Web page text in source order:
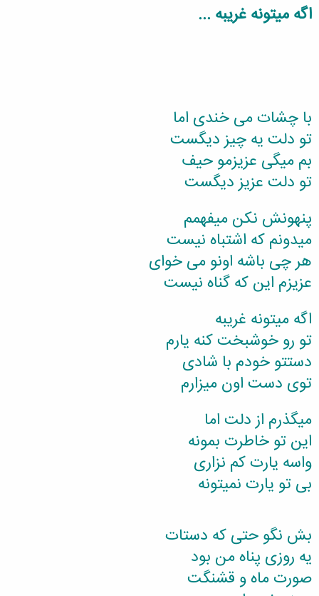
اگه میتونه غریبه ...
با چشات می خندی اما
تو دلت یه چیز دیگست
بم میگی عزیزمو حیف
تو دلت عزیز دیگست
پنهونش نکن میفهمم
میدونم که اشتباه نیست
هر چی باشه اونو می خوای
عزیزم این که گناه نیست
اگه میتونه غریبه
تو رو خوشبخت کنه یارم
دستتو خودم با شادی
توی دست اون میزارم
میگذرم از دلت اما
این تو خاطرت بمونه
واسه یارت کم نزاری
بی تو یارت نمیتونه
بش نگو حتی که دستات
یه روزی پناه من بود
صورت ماه و قشنگت